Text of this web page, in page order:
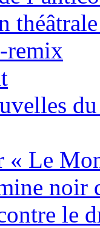
remix
« Le
noir
le